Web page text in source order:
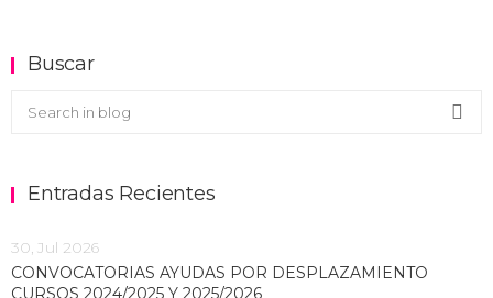
Buscar
Buscar en el blog
Entradas Recientes
30, Jul 2026
CONVOCATORIAS AYUDAS POR DESPLAZAMIENTO
CURSOS 2024/2025 Y 2025/2026